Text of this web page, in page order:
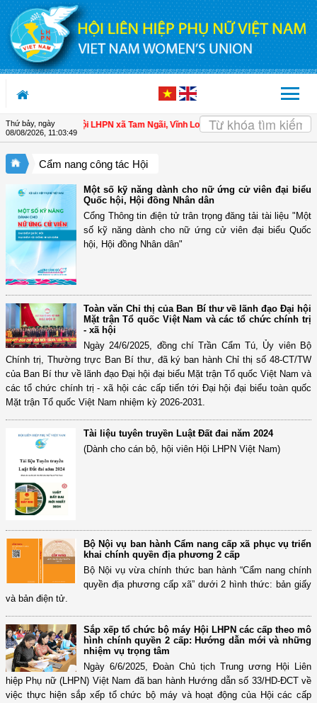
Truy cập nội dung luôn
Thứ bảy, ngày
08/08/2026, 11:03:50
cho hội viên | Hội LHPN xã Tam Ngãi, Vĩnh Long sơ kết công tác Hội và
Cẩm nang công tác Hội
Một số kỹ năng dành cho nữ ứng cử viên đại biểu
Quốc hội, Hội đồng Nhân dân
Cổng Thông tin điện tử trân trọng đăng tải tài liệu "Một
số kỹ năng dành cho nữ ứng cử viên đại biểu Quốc
hội, Hội đồng Nhân dân"
Toàn văn Chỉ thị của Ban Bí thư về lãnh đạo Đại hội
Mặt trận Tổ quốc Việt Nam và các tổ chức chính trị
- xã hội
Ngày 24/6/2025, đồng chí Trần Cẩm Tú, Ủy viên Bộ
Chính trị, Thường trực Ban Bí thư, đã ký ban hành Chỉ thị số 48-CT/TW
của Ban Bí thư về lãnh đạo Đại hội đại biểu Mặt trận Tổ quốc Việt Nam và
các tổ chức chính trị - xã hội các cấp tiến tới Đại hội đại biểu toàn quốc
Mặt trận Tổ quốc Việt Nam nhiệm kỳ 2026-2031.
Tài liệu tuyên truyền Luật Đất đai năm 2024
(Dành cho cán bộ, hội viên Hội LHPN Việt Nam)
Bộ Nội vụ ban hành Cẩm nang cấp xã phục vụ triển
khai chính quyền địa phương 2 cấp
Bộ Nội vụ vừa chính thức ban hành “Cẩm nang chính
quyền địa phương cấp xã” dưới 2 hình thức: bản giấy
và bản điện tử.
Sắp xếp tổ chức bộ máy Hội LHPN các cấp theo mô
hình chính quyền 2 cấp: Hướng dẫn mới và những
nhiệm vụ trọng tâm
Ngày 6/6/2025, Đoàn Chủ tịch Trung ương Hội Liên
hiệp Phụ nữ (LHPN) Việt Nam đã ban hành Hướng dẫn số 33/HD-ĐCT về
việc thực hiện sắp xếp tổ chức bộ máy và hoạt động của Hội các cấp